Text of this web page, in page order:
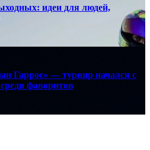
идеи для людей,
Гаррос» — турнир начался с
фаворитов